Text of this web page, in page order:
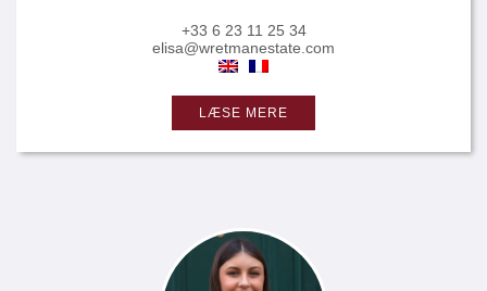
+33 6 23 11 25 34
elisa@wretmanestate.com
LÆSE MERE